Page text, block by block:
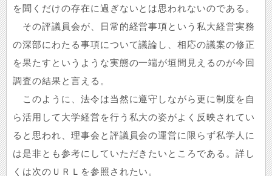
を聞くだけの存在に過ぎないとは思われないのである。
その評議員会が、日常的経営事項という私大経営実務
の深部にわたる事項について議論し、相応の議案の修正
を果たすというような実態の一端が垣間見えるのが今回
調査の結果と言える。
このように、法令は当然に遵守しながら更に制度を自
ら活用して大学経営を行う私大の姿がよく反映されてい
ると思われ、理事会と評議員会の運営に限らず私学人に
は是非とも参考にしていただきたいところである。詳し
くは次のＵＲＬを参照されたい。